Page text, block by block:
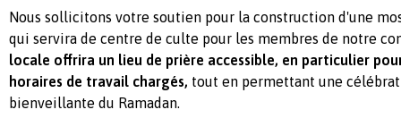
Nous sollicitons votre soutien pour la construction d'une
qui servira de centre de culte pour les membres de notre
locale offrira un lieu de prière accessible, en particulier
horaires de travail chargés, tout en permettant une
bienveillante du Ramadan.